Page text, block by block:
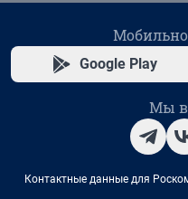
Google Play
Мы в
Контактные данные для